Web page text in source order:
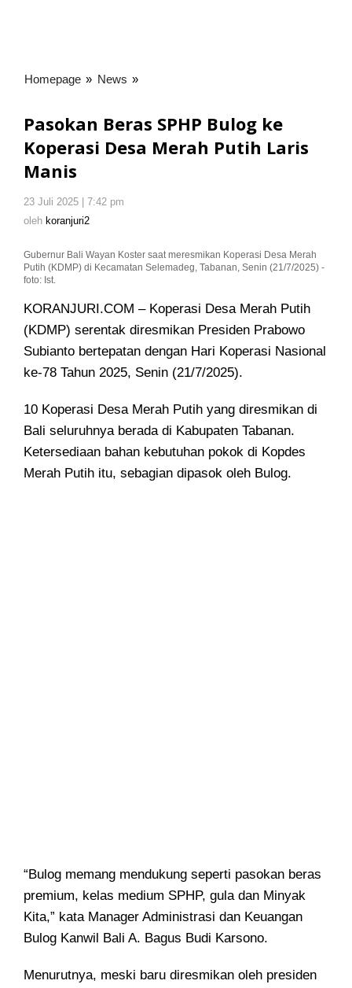
Homepage » News »
Bulog
ke
Manis
Pasokan Beras SPHP Bulog ke
Koperasi Desa Merah Putih Laris
Manis
23 Juli 2025 | 7:42 pm
oleh koranjuri2
Gubernur Bali Wayan Koster saat meresmikan Koperasi Desa Merah
Putih (KDMP) di Kecamatan Selemadeg, Tabanan, Senin (21/7/2025) -
foto: Ist.
KORANJURI.COM – Koperasi Desa Merah Putih
(KDMP) serentak diresmikan Presiden Prabowo
Subianto bertepatan dengan Hari Koperasi Nasional
ke-78 Tahun 2025, Senin (21/7/2025).
10 Koperasi Desa Merah Putih yang diresmikan di
Bali seluruhnya berada di Kabupaten Tabanan.
Ketersediaan bahan kebutuhan pokok di Kopdes
Merah Putih itu, sebagian dipasok oleh Bulog.
“Bulog memang mendukung seperti pasokan beras
premium, kelas medium SPHP, gula dan Minyak
Kita,” kata Manager Administrasi dan Keuangan
Bulog Kanwil Bali A. Bagus Budi Karsono.
Menurutnya, meski baru diresmikan oleh presiden